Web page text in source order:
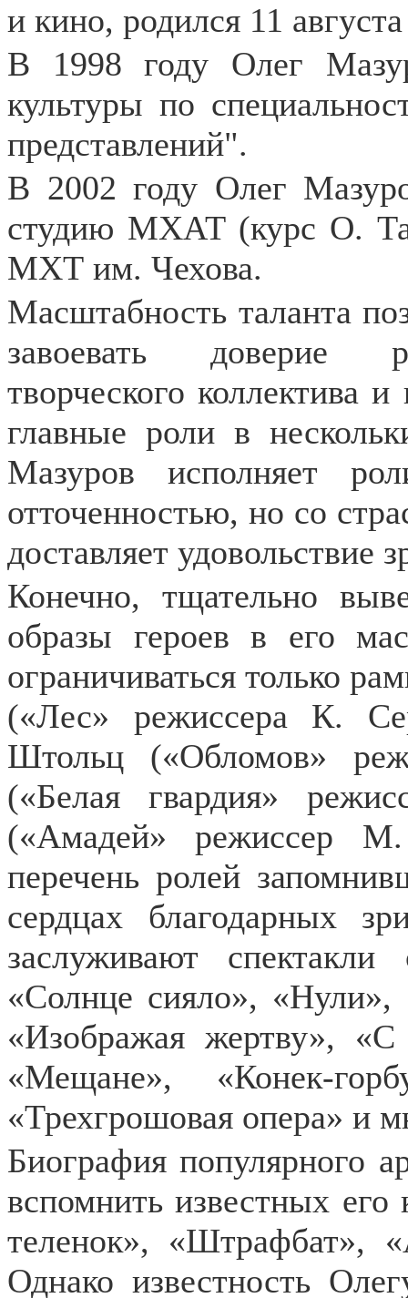
и кино, родился 11
В 1998 году Олег
культуры по
представлений".
В 2002 году Олег
студию МХАТ (курс О.
МХТ им. Чехова.
Масштабность таланта
завоевать доверие
творческого коллектива
главные роли в
Мазуров исполняет
отточенностью, но со
доставляет удовольствие
Конечно, тщательно
образы героев в его
ограничиваться только
(«Лес» режиссера К.
Штольц («Обломов»
(«Белая гвардия»
(«Амадей» режиссер
перечень ролей
сердцах благодарных
заслуживают
«Солнце сияло»,
«Изображая жертву»,
«Мещане», «Конек-
«Трехгрошовая опера» и
Биография популярного
вспомнить известных его
теленок», «Штрафбат»,
Однако известность